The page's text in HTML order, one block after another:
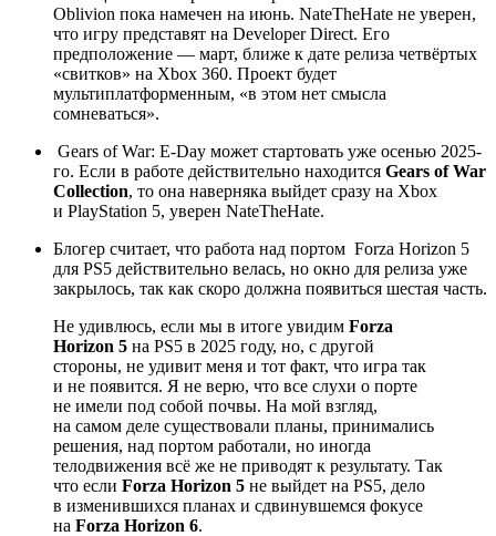
Oblivion пока намечен на июнь. NateTheHate не уверен,
что игру представят на Developer Direct. Его
предположение — март, ближе к дате релиза четвёртых
«свитков» на Xbox 360. Проект будет
мультиплатформенным, «в этом нет смысла
сомневаться».
Gears of War: E-Day может стартовать уже осенью 2025-
го. Если в работе действительно находится Gears of War
Collection, то она наверняка выйдет сразу на Xbox
и PlayStation 5, уверен NateTheHate.
Блогер считает, что работа над портом Forza Horizon 5
для PS5 действительно велась, но окно для релиза уже
закрылось, так как скоро должна появиться шестая часть.
Не удивлюсь, если мы в итоге увидим Forza
Horizon 5 на PS5 в 2025 году, но, с другой
стороны, не удивит меня и тот факт, что игра так
и не появится. Я не верю, что все слухи о порте
не имели под собой почвы. На мой взгляд,
на самом деле существовали планы, принимались
решения, над портом работали, но иногда
телодвижения всё же не приводят к результату. Так
что если Forza Horizon 5 не выйдет на PS5, дело
в изменившихся планах и сдвинувшемся фокусе
на Forza Horizon 6.